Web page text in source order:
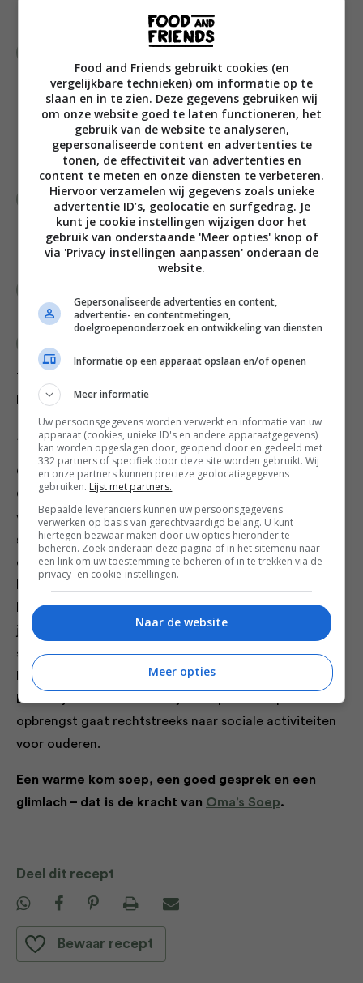
op smaak met zout en peper.
Verdeel de tomatensaus gelijkmatig over de
bodem van de ovenschaal. Leg vervolgens de
plakjes aubergine, courgette en tomaat om en
om dakpansgewijs in de schaal, in rijen of in een
spiraalvormig patroon, afhankelijk van de vorm
van je ovenschaal. Ga door tot de schaal gevuld
is.
Besprenkel de groenten met de olijfolie en
bestrooi met de tijm en zout en peper. Dek de
schotel af met aluminiumfolie, zodat de
groenten niet uitdrogen tijdens het bakken.
van de oven, of tot de groenten beetgaar zijn.
Tip: Lekker met wat (plantaardige) geraspte
Parmezaanse kaas.
Fotocredits: Saskia Lelieveld
Oma’s ovengerechten is gemaakt door Stichting
Oma’s Soep. BijStichting Oma’s Soep
verbinding. Jongeren en ouderen komen wekelijks
samen om soep te maken, verhalen te delen en
eenzaamheid tegen te gaan. Wat begon als een
beweging met duizenden ontmoetingen per
jaar. Naast de gezellige kookdagen organiseert de
stichting ook creatieve evenementen zoalsDisco
Ballen Bingo
Pop-up Speeddate Restaurant
En wist je dat ze ook heerlijke soepen verkopen? De
opbrengst gaat rechtstreeks naar sociale activiteiten
voor ouderen.
Een warme kom soep, een goed gesprek en een
glimlach – dat is de kracht van Oma’s Soep.
Deel dit recept
Bewaar recept
Food and Friends gebruikt cookies (en
vergelijkbare technieken) om informatie op te
slaan en in te zien. Deze gegevens gebruiken wij
om onze website goed te laten functioneren, het
gebruik van de website te analyseren,
gepersonaliseerde content en advertenties te
tonen, de effectiviteit van advertenties en
content te meten en onze diensten te verbeteren.
Hiervoor verzamelen wij gegevens zoals unieke
advertentie ID’s, geolocatie en surfgedrag. Je
kunt je cookie instellingen wijzigen door het
gebruik van onderstaande 'Meer opties' knop of
via 'Privacy instellingen aanpassen' onderaan de
website.
Gepersonaliseerde advertenties en content,
advertentie- en contentmetingen,
doelgroepenonderzoek en ontwikkeling van diensten
Informatie op een apparaat opslaan en/of openen
Meer informatie
Uw persoonsgegevens worden verwerkt en informatie van uw
apparaat (cookies, unieke ID's en andere apparaatgegevens)
kan worden opgeslagen door, geopend door en gedeeld met
332 partners of specifiek door deze site worden gebruikt. Wij
en onze partners kunnen precieze geolocatiegegevens
gebruiken. Lijst met partners.
Bepaalde leveranciers kunnen uw persoonsgegevens
verwerken op basis van gerechtvaardigd belang. U kunt
hiertegen bezwaar maken door uw opties hieronder te
beheren. Zoek onderaan deze pagina of in het sitemenu naar
een link om uw toestemming te beheren of in te trekken via de
privacy- en cookie-instellingen.
Naar de website
Meer opties